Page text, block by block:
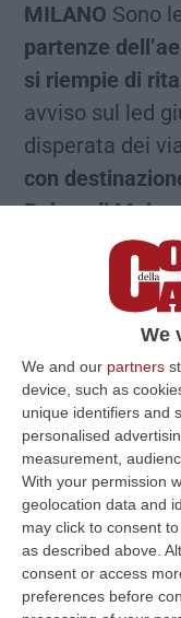
We
We and our partners
device, such as
unique identifiers and
personalised
measurement,
With your permission
geolocation data and
may click to consent
as described above.
consent or access
preferences before
MILANO Sono
partenze
si riempie di
avviso sul led
disperata dei
con
Palma di
piedi senza
con quale
due ragazzi di
erano pronti a
intuisce
cappello di
incassare il
sussurrano«se
restare ancora
avvicino e mi
disavventura
cancellato